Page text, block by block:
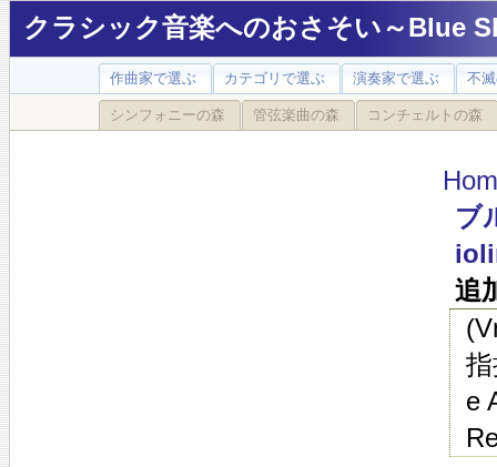
クラシック音楽へのおさそい～Blue
作曲家で選ぶ カテゴリで選ぶ 演奏家で選ぶ 不
シンフォニーの森 管弦楽曲の森 コンチェルトの森
ブ
追
e